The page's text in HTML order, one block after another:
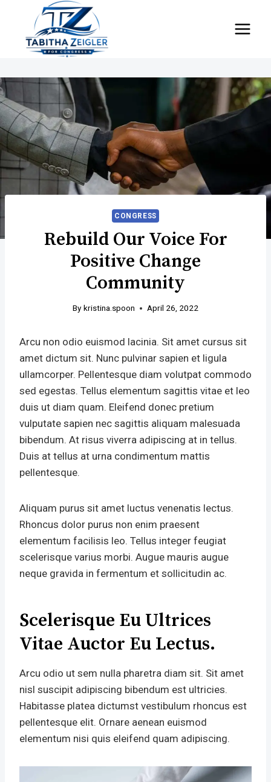
content
CONGRESS
Rebuild Our Voice For
Positive Change
Community
By kristina.spoon April 26, 2022
Arcu non odio euismod lacinia. Sit amet cursus sit
amet dictum sit. Nunc pulvinar sapien et ligula
ullamcorper. Pellentesque diam volutpat commodo
sed egestas. Tellus elementum sagittis vitae et leo
duis ut diam quam. Eleifend donec pretium
vulputate sapien nec sagittis aliquam malesuada
bibendum. At risus viverra adipiscing at in tellus.
Duis at tellus at urna condimentum mattis
pellentesque.
Aliquam purus sit amet luctus venenatis lectus.
Rhoncus dolor purus non enim praesent
elementum facilisis leo. Tellus integer feugiat
scelerisque varius morbi. Augue mauris augue
neque gravida in fermentum et sollicitudin ac.
Scelerisque Eu Ultrices
Vitae Auctor Eu Lectus.
Arcu odio ut sem nulla pharetra diam sit. Sit amet
nisl suscipit adipiscing bibendum est ultricies.
Habitasse platea dictumst vestibulum rhoncus est
pellentesque elit. Ornare aenean euismod
elementum nisi quis eleifend quam adipiscing.